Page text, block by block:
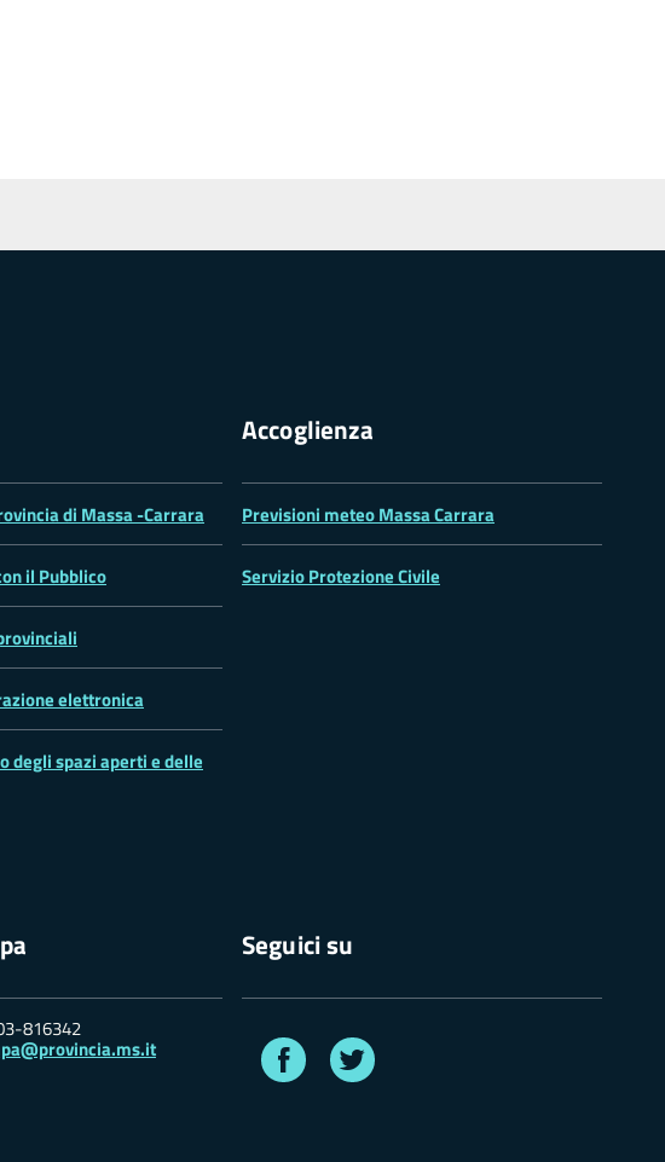
di Massa -Carrara
il Pubblico
elettronica
degli spazi aperti e delle
Accoglienza
Previsioni meteo Massa Carrara
Servizio Protezione Civile
816342
Seguici su
Facebook